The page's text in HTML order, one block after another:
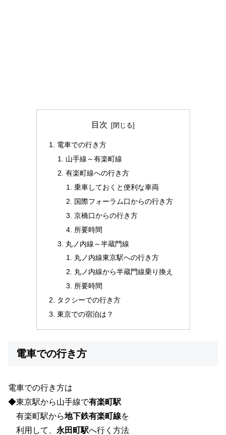
目次
電車での行き方
山手線～有楽町線
有楽町線への行き方
乗車しておくと便利な車両
国際フォーラム口からの行き方
京橋口からの行き方
所要時間
丸ノ内線～半蔵門線
丸ノ内線東京駅への行き方
丸ノ内線から半蔵門線乗り換え
所要時間
タクシーでの行き方
東京での宿泊は？
電車での行き方
電車での行き方は
◆東京駅から山手線で有楽町駅
有楽町駅から地下鉄有楽町線を
利用して、 永田町駅へ行く方法